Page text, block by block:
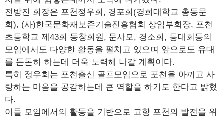
전방진 회장은 포천정우회, 경포회(경희대학교 총동문
회), (사)한국문화재보존기술진흥협회 상임부회장, 포천
초등학교 제43회 동창회원, 문사모, 경소회, 등대회등의
모임에서도 다양한 활동을 펼치고 있으며 앞으로도 유대
를 돈돈히 하는데 더욱 노력해 나갈 계획이다.
특히 정우회는 포천출신 골프모임으로 포천을 아끼고 사
랑하는 마음을 공감하는데 큰 역할을 하기도 한다고 밝혔
다.
이들 모임에서의 활동을 기반으로 고향 포천의 발전을 위